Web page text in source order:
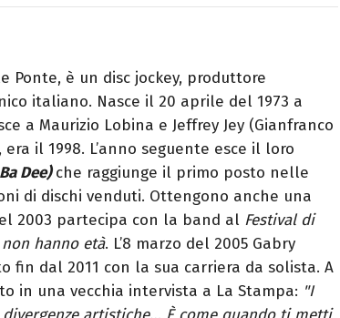
Ponte, è un disc jockey, produttore
italiano. Nasce il 20 aprile del 1973 a
a Maurizio Lobina e Jeffrey Jey (Gianfranco
, era il 1998. L’anno seguente esce il loro
Dee) che raggiunge il primo posto nelle
di dischi venduti. Ottengono anche una
2003 partecipa con la band al Festival di
hanno età. L’8 marzo del 2005 Gabry
fin dal 2011 con la sua carriera da solista. A
in una vecchia intervista a La Stampa: "I